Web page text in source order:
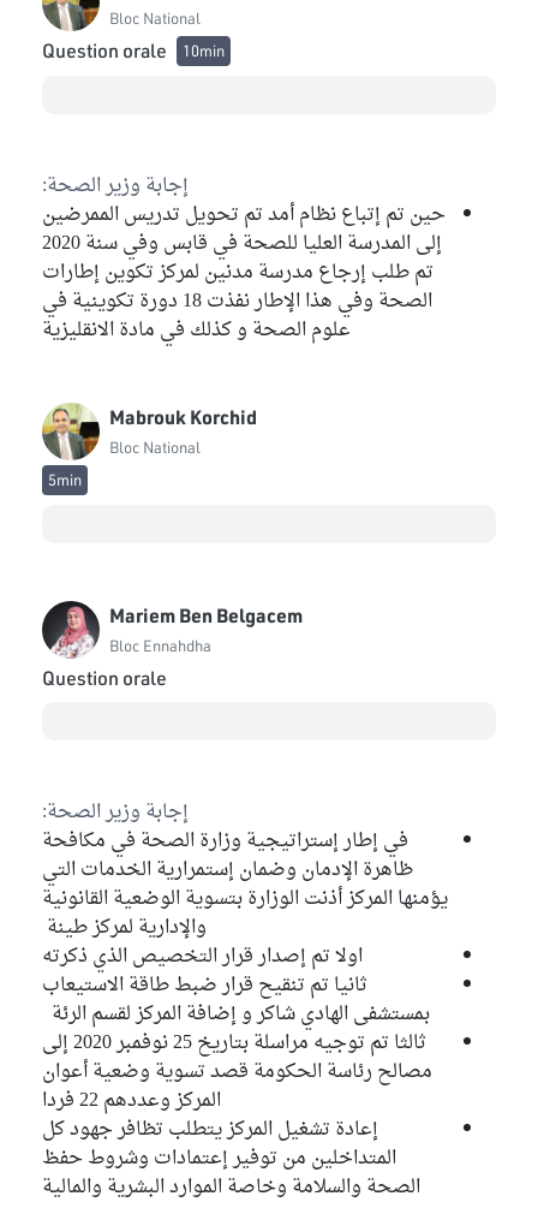
Bloc National
Question orale 10min
إجابة وزير الصحة:
حين تم إتباع نظام أمد تم تحويل تدريس الممرضين
إلى المدرسة العليا للصحة في قابس وفي سنة 2020
تم طلب إرجاع مدرسة مدنين لمركز تكوين إطارات
الصحة وفي هذا الإطار نفذت 18 دورة تكوينية في
علوم الصحة و كذلك في مادة الانقليزية
Mabrouk Korchid
Bloc National
5min
Mariem Ben Belgacem
Bloc Ennahdha
Question orale
إجابة وزير الصحة:
في إطار إستراتيجية وزارة الصحة في مكافحة
ظاهرة الإدمان وضمان إستمرارية الخدمات التي
يؤمنها المركز أذنت الوزارة بتسوية الوضعية القانونية
والإدارية لمركز طينة
اولا تم إصدار قرار التخصيص الذي ذكرته
ثانيا تم تنقيح قرار ضبط طاقة الاستيعاب
بمستشفى الهادي شاكر و إضافة المركز لقسم الرئة
ثالثا تم توجيه مراسلة بتاريخ 25 نوفمبر 2020 إلى
مصالح رئاسة الحكومة قصد تسوية وضعية أعوان
المركز وعددهم 22 فردا
إعادة تشغيل المركز يتطلب تظافر جهود كل
المتداخلين من توفير إعتمادات وشروط حفظ
الصحة والسلامة وخاصة الموارد البشرية والمالية